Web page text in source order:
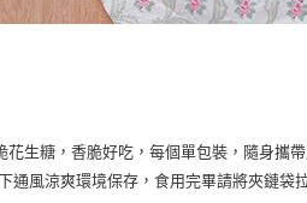
生糖，香脆好吃，每個單包裝，隨身攜
通風涼爽環境保存，食用完畢請將夾鏈